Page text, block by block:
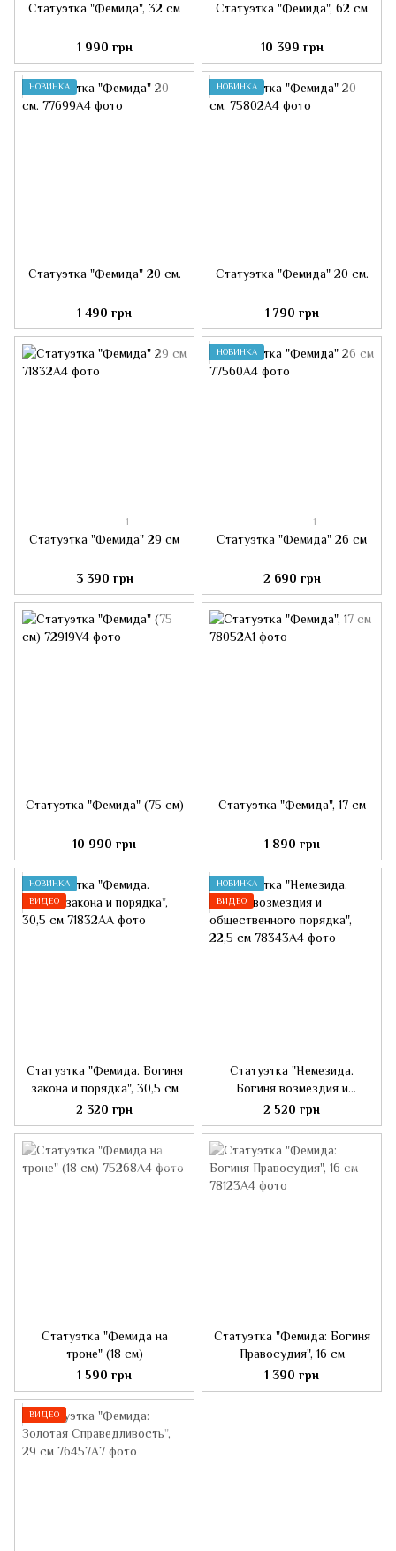
Статуэтка "Фемида", 32 см
1 990 грн
Статуэтка "Фемида", 62 см
10 399 грн
НОВИНКА
Статуэтка "Фемида" 20 см.
1 490 грн
НОВИНКА
Статуэтка "Фемида" 20 см.
1 790 грн
1
Статуэтка "Фемида" 29 см
3 390 грн
НОВИНКА
1
Статуэтка "Фемида" 26 см
2 690 грн
Статуэтка "Фемида" (75 см)
10 990 грн
Статуэтка "Фемида", 17 см
1 890 грн
НОВИНКА
ВИДЕО
Статуэтка "Фемида. Богиня
закона и порядка", 30,5 см
2 320 грн
НОВИНКА
ВИДЕО
Статуэтка "Немезида.
Богиня возмездия и
общественного порядка",
22,5 см
2 520 грн
Статуэтка "Фемида на
троне" (18 см)
1 590 грн
Статуэтка "Фемида: Богиня
Правосудия", 16 см
1 390 грн
ВИДЕО